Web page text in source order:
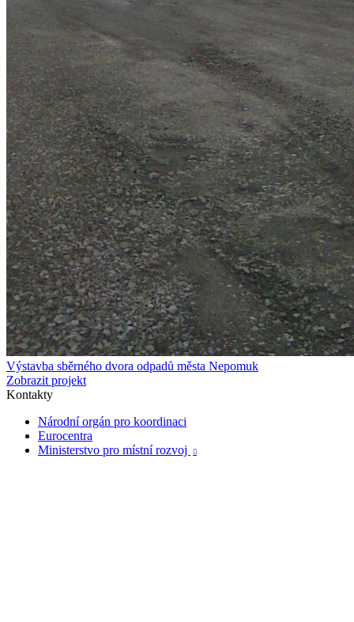
Výstavba sběrného dvora odpadů města Nepomuk
Zobrazit projekt
Kontakty
Národní orgán pro koordinaci
Eurocentra
Ministerstvo pro místní rozvoj
